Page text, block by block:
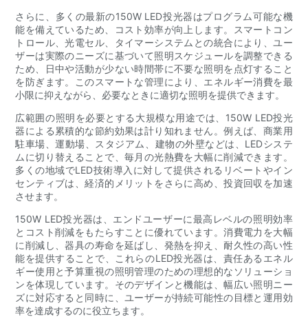
さらに、多くの最新の150W LED投光器はプログラム可能な機
能を備えているため、コスト効率が向上します。スマートコン
トロール、光電セル、タイマーシステムとの統合により、ユー
ザーは実際のニーズに基づいて照明スケジュールを調整できる
ため、日中や活動が少ない時間帯に不要な照明を点灯すること
を防ぎます。このスマートな管理により、エネルギー消費を最
小限に抑えながら、必要なときに適切な照明を提供できます。
広範囲の照明を必要とする大規模な用途では、150W LED投光
器による累積的な節約効果は計り知れません。例えば、商業用
駐車場、運動場、スタジアム、建物の外壁などは、LEDシステ
ムに切り替えることで、毎月の光熱費を大幅に削減できます。
多くの地域でLED技術導入に対して提供されるリベートやイン
センティブは、経済的メリットをさらに高め、投資回収を加速
させます。
150W LED投光器は、エンドユーザーに最高レベルの照明効率
とコスト削減をもたらすことに優れています。消費電力を大幅
に削減し、器具の寿命を延ばし、発熱を抑え、耐久性の高い性
能を提供することで、これらのLED投光器は、責任あるエネル
ギー使用と予算重視の照明管理のための理想的なソリューショ
ンを体現しています。そのデザインと機能は、幅広い照明ニー
ズに対応すると同時に、ユーザーが持続可能性の目標と運用効
率を達成するのに役立ちます。